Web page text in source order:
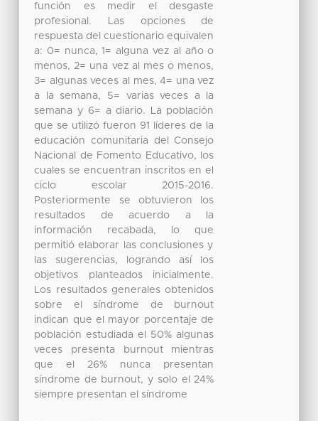
función es medir el desgaste
profesional. Las opciones de
respuesta del cuestionario equivalen
a: 0= nunca, 1= alguna vez al año o
menos, 2= una vez al mes o menos,
3= algunas veces al mes, 4= una vez
a la semana, 5= varias veces a la
semana y 6= a diario. La población
que se utilizó fueron 91 líderes de la
educación comunitaria del Consejo
Nacional de Fomento Educativo, los
cuales se encuentran inscritos en el
ciclo escolar 2015-2016.
Posteriormente se obtuvieron los
resultados de acuerdo a la
información recabada, lo que
permitió elaborar las conclusiones y
las sugerencias, logrando así los
objetivos planteados inicialmente.
Los resultados generales obtenidos
sobre el síndrome de burnout
indican que el mayor porcentaje de
población estudiada el 50% algunas
veces presenta burnout mientras
que el 26% nunca presentan
síndrome de burnout, y solo el 24%
siempre presentan el síndrome